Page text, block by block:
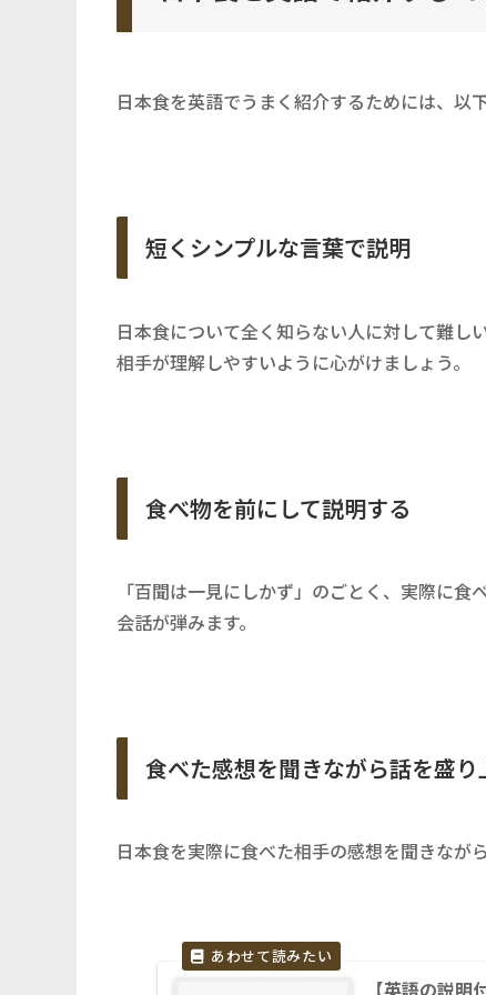
日本食を英語でうまく紹介するためには、以
短くシンプルな言葉で説明
日本食について全く知らない人に対して難し
相手が理解しやすいように心がけましょう。
食べ物を前にして説明する
「百聞は一見にしかず」のごとく、実際に食
会話が弾みます。
食べた感想を聞きながら話を盛り
日本食を実際に食べた相手の感想を聞きなが
【英語の説